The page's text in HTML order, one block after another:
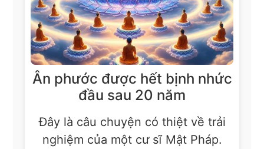
Ân phước được hết bịnh nhức
đầu sau 20 năm
Đây là câu chuyện có thiệt về trải
nghiệm của một cư sĩ Mật Pháp.